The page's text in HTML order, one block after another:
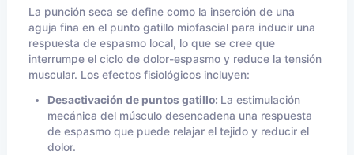
La punción seca se define como la inserción de una
aguja fina en el punto gatillo miofascial para inducir una
respuesta de espasmo local, lo que se cree que
interrumpe el ciclo de dolor-espasmo y reduce la tensión
muscular. Los efectos fisiológicos incluyen:
Desactivación de puntos gatillo: La estimulación
mecánica del músculo desencadena una respuesta
de espasmo que puede relajar el tejido y reducir el
dolor.